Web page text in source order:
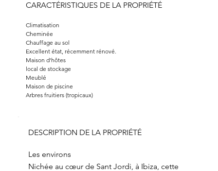
CARACTÉRISTIQUES DE LA PROPRIÉTÉ
Climatisation
Cheminée
Chauffage au sol
Excellent état, récemment rénové.
Maison d'hôtes
local de stockage
Meublé
Maison de piscine
Arbres fruitiers (tropicaux)
DESCRIPTION DE LA PROPRIÉTÉ
Les environs
Nichée au cœur de Sant Jordi, à Ibiza, cette